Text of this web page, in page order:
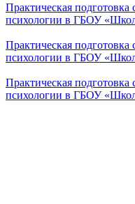
Практическая подготовка
психологии в ГБОУ
Практическая подготовка
психологии в ГБОУ
Практическая подготовка
психологии в ГБОУ